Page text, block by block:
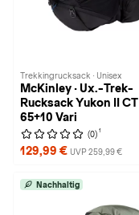
Trekkingrucksack · Unisex
McKinley · Ux.-Trek-
Rucksack Yukon II CT
65+10 Vari
(0) 1
129,99 € UVP 259,99 €
Nachhaltig